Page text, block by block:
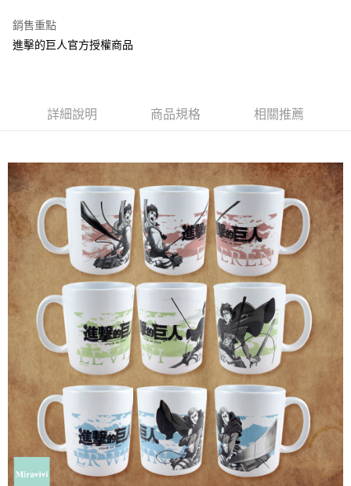
AFTEE先享後付
相關說明
２．便利：只要手機號碼，簡訊認證，即可結帳。
１．於結帳方式選擇「AFTEE先享後付」後，將跳轉至「AFTEE先享後付」
結帳頁面，進行簡訊認證並確認金額後，即可完成結帳。
２．訂單成立數日內，您將收到繳費通知簡訊。
３．收到繳費通知簡訊後14天內，點擊此簡訊中的連結，可透過四大超商／
ATM／網路銀行／等多元方式進行付款，方視為交易完成。
※ 請注意：結帳手續完成當下不需立刻繳費，但若您需要取消訂單，請聯絡
購買商品的店家。未經商家同意取消之訂單仍視為有效，需透過AFTEE先享
後付繳納相關費用。
※ 交易是否成功請以「AFTEE先享後付 」之結帳頁面顯示為準，若有關於
是否繳費成功／繳費後需取消欲退款等相關疑問，請聯繫「AFTEE先享後付
客戶支援中心」
https://netprotections.freshdesk.com/support/home
【注意事項】
１．透過由恩沛科技股份有限公司提供之「AFTEE先享後付」服務完成之交
易，需依本服務之必要範圍內提供個人資料，並將交易相關給付款項請求債
權轉讓予恩沛科技股份有限公司。
２．關於個人資料處理事宜，請瀏覽以下網址：
https://aftee.tw/terms/#terms3
３．未成年的使用者請事先徵得法定代理人或監護人之同意方可使用
「AFTEE先享後付」，若未經同意申辦者引起之損失，本公司不負相關責
４．使用「AFTEE先享後付」時，將依據個別帳號之用戶狀況，依本公司即
時審查核予不同之上限額度；若仍有額度不足之情形，本公司將視審查結果
付款後全家取貨
每筆NT$60，滿NT$499(含以上)免運費
7-11付款取貨
每筆NT$60，滿NT$499(含以上)免運費
付款後7-11取貨
每筆NT$60，滿NT$499(含以上)免運費
每筆NT$120，滿NT$499(含以上)免運費
海外宅配
銷售重點
進擊的巨人官方授權商品
詳細說明 商品規格 相關推薦